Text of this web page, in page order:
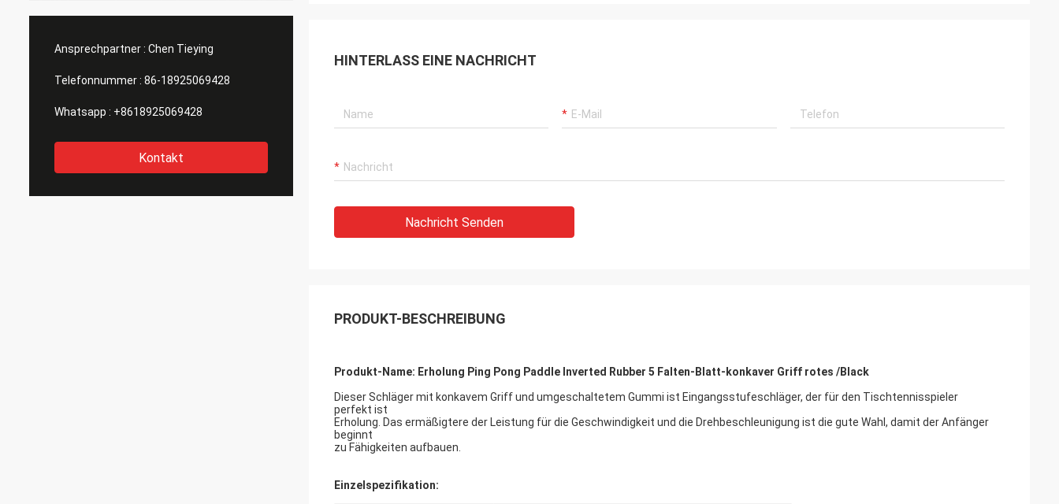
Ansprechpartner : Chen Tieying
Telefonnummer : 86-18925069428
Whatsapp : +8618925069428
Kontakt
HINTERLASS EINE NACHRICHT
Nachricht Senden
PRODUKT-BESCHREIBUNG
Produkt-Name: Erholung Ping Pong Paddle Inverted Rubber 5 Falten-Blatt-konkaver Griff rotes /Black
Dieser Schläger mit konkavem Griff und umgeschaltetem Gummi ist Eingangsstufeschläger, der für den Tischtennisspieler
perfekt ist
Erholung. Das ermäßigtere der Leistung für die Geschwindigkeit und die Drehbeschleunigung ist die gute Wahl, damit der Anfänger
beginnt
zu Fähigkeiten aufbauen.
Einzelspezifikation: